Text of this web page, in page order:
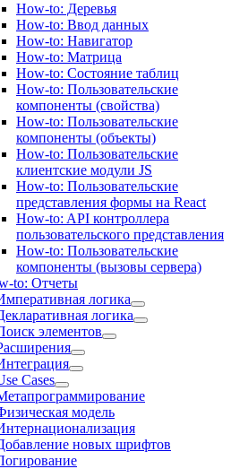
How-to: Деревья
How-to: Ввод данных
How-to: Навигатор
How-to: Матрица
How-to: Состояние таблиц
How-to: Пользовательские
компоненты (свойства)
How-to: Пользовательские
компоненты (объекты)
How-to: Пользовательские
клиентские модули JS
How-to: Пользовательские
представления формы на React
How-to: API контроллера
пользовательского представления
How-to: Пользовательские
компоненты (вызовы сервера)
to: Отчеты
логика
логика
элементов
Cases
модель
новых шрифтов